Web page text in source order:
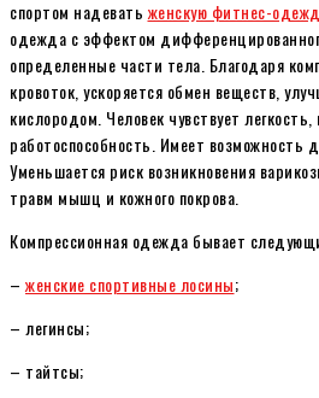
спортом надевать женскую фитнес-
одежда с эффектом
определенные части тела. Благодаря
кровоток, ускоряется обмен веществ,
кислородом. Человек чувствует
работоспособность. Имеет возможность
Уменьшается риск возникновения
травм мышц и кожного покрова.
Компрессионная одежда бывает
– женские спортивные лосины;
– легинсы;
– тайтсы;